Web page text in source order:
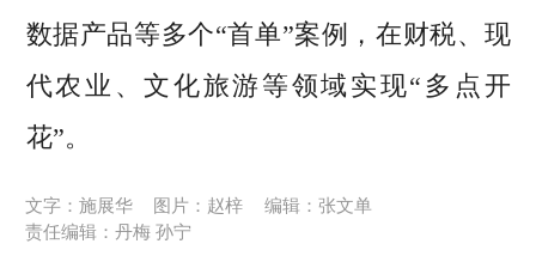
数据产品等多个“首单”案例，在财税、现
代农业、文化旅游等领域实现“多点开
花”。
文字：施展华 图片：赵梓
编辑：张文单
责任编辑：丹梅 孙宁